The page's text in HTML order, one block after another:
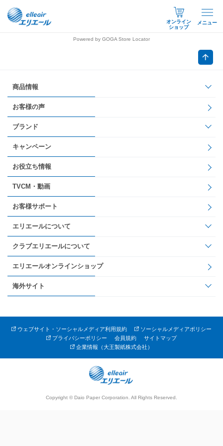
オンライン
ショップ
メニュー
Powered by GOGA Store Locator
商品情報
お客様の声
ブランド
キャンペーン
お役立ち情報
TVCM・動画
お客様サポート
エリエールについて
クラブエリエールについて
エリエールオンラインショップ
海外サイト
ウェブサイト・ソーシャルメディア利用規約
ソーシャルメディアポリシー
プライバシーポリシー
会員規約
サイトマップ
企業情報（大王製紙株式会社）
Copyright © Daio Paper Corporation. All Rights Reserved.